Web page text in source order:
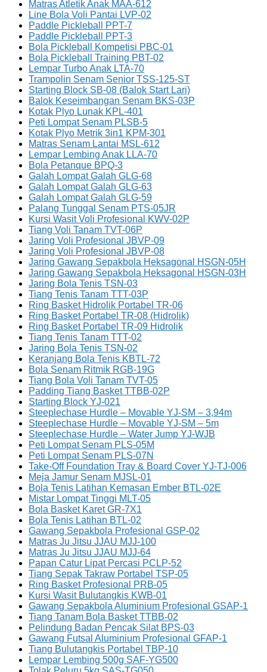
Matras Atletik Anak MAA-612
Line Bola Voli Pantai LVP-02
Paddle Pickleball PPT-7
Paddle Pickleball PPT-3
Bola Pickleball Kompetisi PBC-01
Bola Pickleball Training PBT-02
Lempar Turbo Anak LTA-70
Trampolin Senam Senior TSS-125-ST
Starting Block SB-08 (Balok Start Lari)
Balok Keseimbangan Senam BKS-03P
Kotak Plyo Lunak KPL-401
Peti Lompat Senam PLSB-5
Kotak Plyo Metrik 3in1 KPM-301
Matras Senam Lantai MSL-612
Lempar Lembing Anak LLA-70
Bola Petanque BPQ-3
Galah Lompat Galah GLG-68
Galah Lompat Galah GLG-63
Galah Lompat Galah GLG-59
Palang Tunggal Senam PTS-05JR
Kursi Wasit Voli Profesional KWV-02P
Tiang Voli Tanam TVT-06P
Jaring Voli Profesional JBVP-09
Jaring Voli Profesional JBVP-08
Jaring Gawang Sepakbola Heksagonal HSGN-05H
Jaring Gawang Sepakbola Heksagonal HSGN-03H
Jaring Bola Tenis TSN-03
Tiang Tenis Tanam TTT-03P
Ring Basket Hidrolik Portabel TR-06
Ring Basket Portabel TR-08 (Hidrolik)
Ring Basket Portabel TR-09 Hidrolik
Tiang Tenis Tanam TTT-02
Jaring Bola Tenis TSN-02
Keranjang Bola Tenis KBTL-72
Bola Senam Ritmik RGB-19G
Tiang Bola Voli Tanam TVT-05
Padding Tiang Basket TTBB-02P
Starting Block YJ-021
Steeplechase Hurdle – Movable YJ-SM – 3,94m
Steeplechase Hurdle – Movable YJ-SM – 5m
Steeplechase Hurdle – Water Jump YJ-WJB
Peti Lompat Senam PLS-05M
Peti Lompat Senam PLS-07N
Take-Off Foundation Tray & Board Cover YJ-TJ-006
Meja Jamur Senam MJSL-01
Bola Tenis Latihan Kemasan Ember BTL-02E
Mistar Lompat Tinggi MLT-05
Bola Basket Karet GR-7X1
Bola Tenis Latihan BTL-02
Gawang Sepakbola Profesional GSP-02
Matras Ju Jitsu JJAU MJJ-100
Matras Ju Jitsu JJAU MJJ-64
Papan Catur Lipat Percasi PCLP-52
Tiang Sepak Takraw Portabel TSP-05
Ring Basket Profesional PRB-05
Kursi Wasit Bulutangkis KWB-01
Gawang Sepakbola Aluminium Profesional GSAP-1
Tiang Tanam Bola Basket TTBB-02
Pelindung Badan Pencak Silat BPS-03
Gawang Futsal Aluminium Profesional GFAP-1
Tiang Bulutangkis Portabel TBP-10
Lempar Lembing 500g SAF-YG500